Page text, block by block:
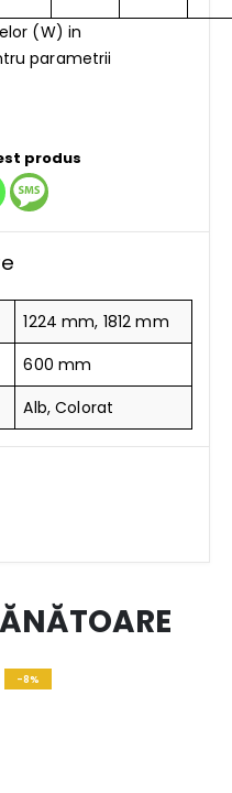
(W) in
parametrii
produs
1224 mm, 1812 mm
600 mm
Alb, Colorat
-8%